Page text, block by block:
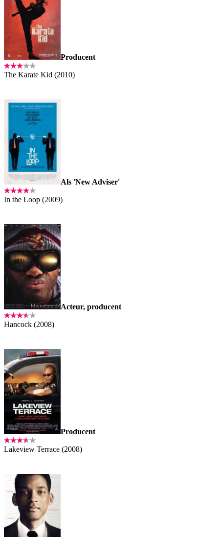
Producent
The Karate Kid (2010)
Als 'New Adviser'
In the Loop (2009)
Acteur, producent
Hancock (2008)
Producent
Lakeview Terrace (2008)